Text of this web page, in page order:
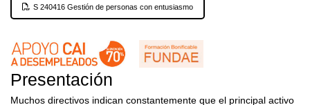
S 240416 Gestión de personas con entusiasmo
Presentación
Muchos directivos indican constantemente que el principal activo